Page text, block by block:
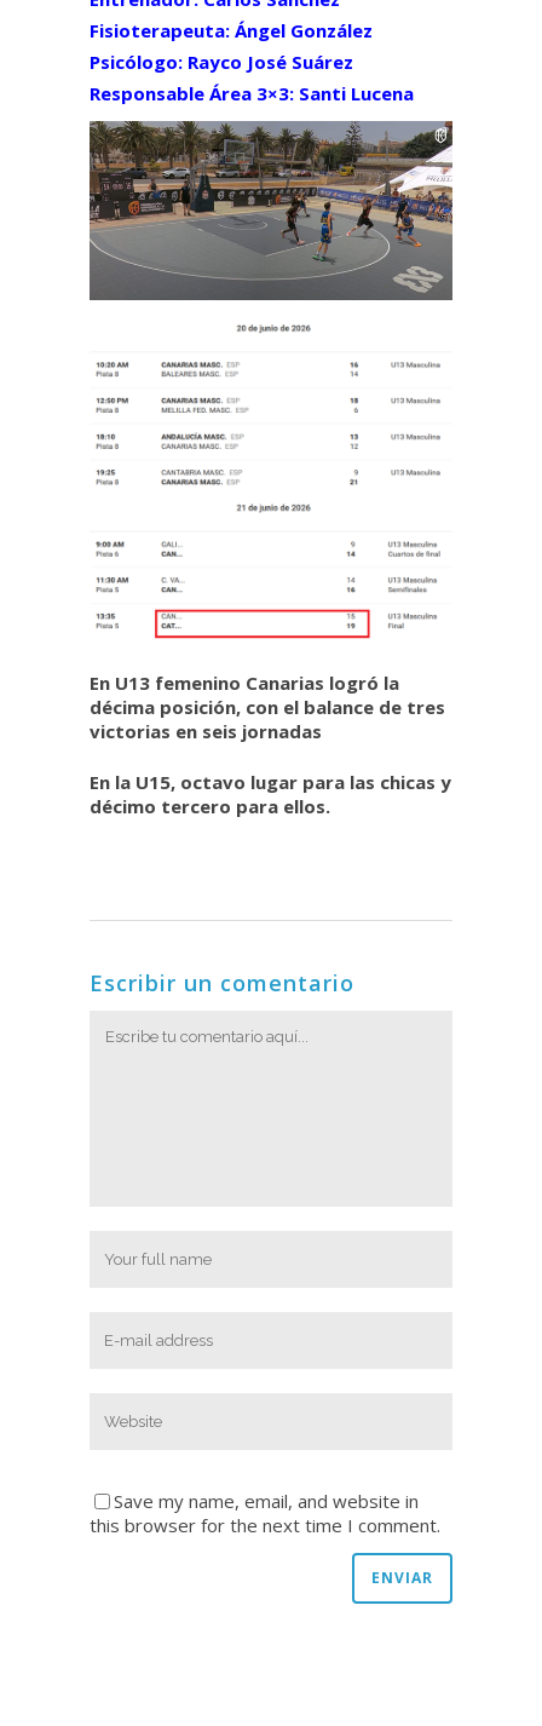
Fisioterapeuta: Ángel González
Psicólogo: Rayco José Suárez
Responsable Área 3×3: Santi Lucena
En U13 femenino Canarias logró la
décima posición, con el balance de tres
victorias en seis jornadas
En la U15, octavo lugar para las chicas y
décimo tercero para ellos.
Escribir un comentario
Save my name, email, and website in
this browser for the next time I comment.